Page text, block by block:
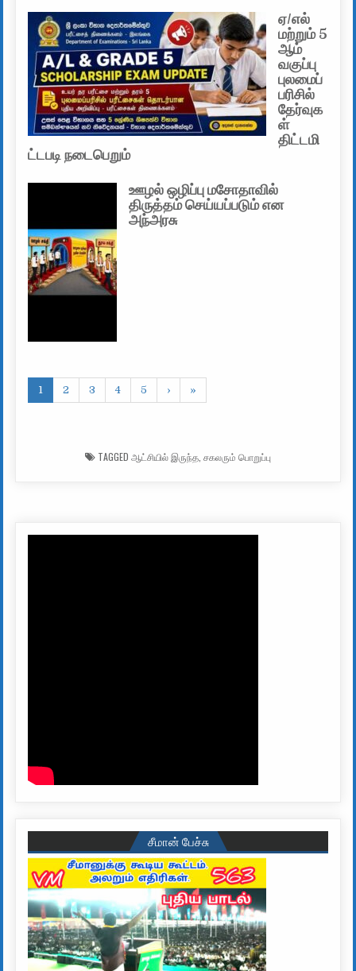
ஏ/எல்
மற்றும் 5
ஆம்
வகுப்பு
புலமைப்
பரிசில்
தேர்வுக
ள்
திட்டமி
ட்டபடி நடைபெறும்
ஊழல் ஒழிப்பு மசோதாவில்
திருத்தம் செய்யப்படும் என
அந்அரசு
1 2 3 4 5 › »
TAGGED ஆட்சியில் இருந்த சகலரும் பொறுப்பு
சீமான் பேச்சு